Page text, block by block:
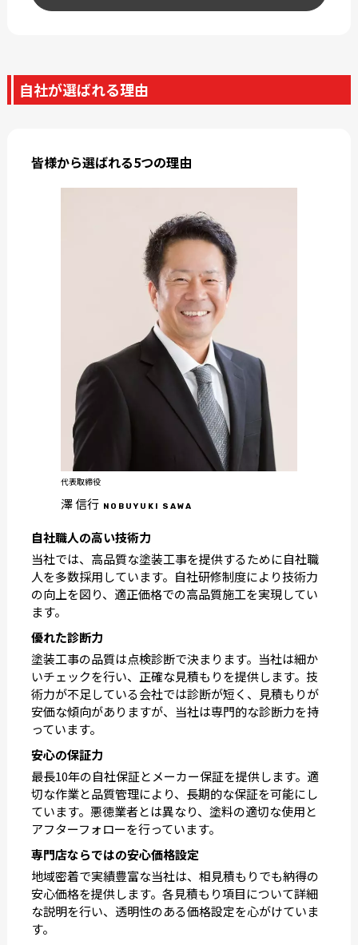
自社が選ばれる理由
皆様から選ばれる5つの理由
代表取締役
澤 信行 NOBUYUKI SAWA
自社職人の高い技術力
当社では、高品質な塗装工事を提供するために自社職
人を多数採用しています。自社研修制度により技術力
の向上を図り、適正価格での高品質施工を実現してい
ます。
優れた診断力
塗装工事の品質は点検診断で決まります。当社は細か
いチェックを行い、正確な見積もりを提供します。技
術力が不足している会社では診断が短く、見積もりが
安価な傾向がありますが、当社は専門的な診断力を持
っています。
安心の保証力
最長10年の自社保証とメーカー保証を提供します。適
切な作業と品質管理により、長期的な保証を可能にし
ています。悪徳業者とは異なり、塗料の適切な使用と
アフターフォローを行っています。
専門店ならではの安心価格設定
地域密着で実績豊富な当社は、相見積もりでも納得の
安心価格を提供します。各見積もり項目について詳細
な説明を行い、透明性のある価格設定を心がけていま
す。